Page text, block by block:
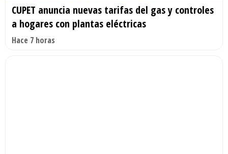
CUPET anuncia nuevas tarifas del gas y controles
a hogares con plantas eléctricas
Hace 7 horas